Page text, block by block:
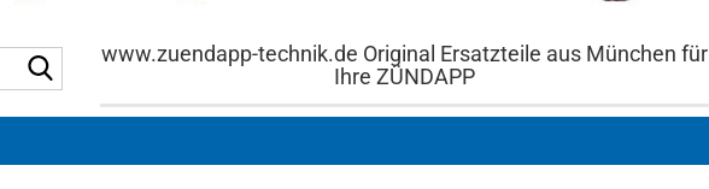
Suche...www.zuendapp-technik.de Original Ersatzteile aus München für
Ihre ZÜNDAPP